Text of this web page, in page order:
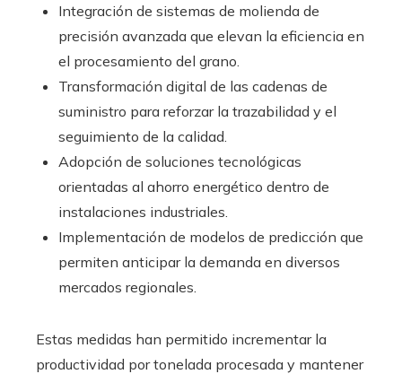
Integración de sistemas de molienda de
precisión avanzada que elevan la eficiencia en
el procesamiento del grano.
Transformación digital de las cadenas de
suministro para reforzar la trazabilidad y el
seguimiento de la calidad.
Adopción de soluciones tecnológicas
orientadas al ahorro energético dentro de
instalaciones industriales.
Implementación de modelos de predicción que
permiten anticipar la demanda en diversos
mercados regionales.
Estas medidas han permitido incrementar la
productividad por tonelada procesada y mantener